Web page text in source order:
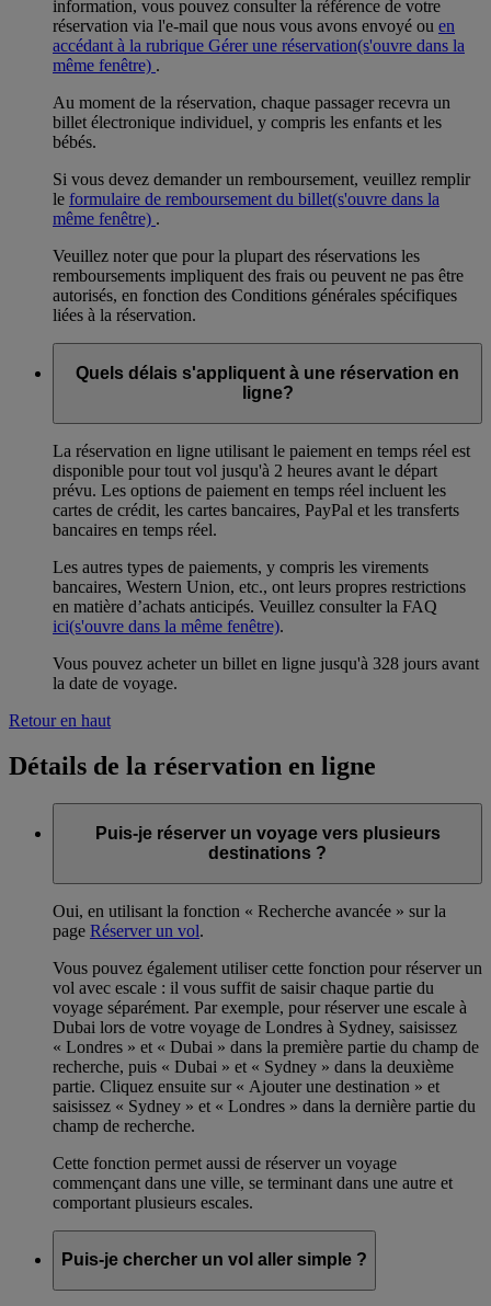
information, vous pouvez consulter la référence de votre
réservation via l'e-mail que nous vous avons envoyé ou en
accédant à la rubrique Gérer une réservation(s'ouvre dans la
même fenêtre) .
Au moment de la réservation, chaque passager recevra un
billet électronique individuel, y compris les enfants et les
bébés.
Si vous devez demander un remboursement, veuillez remplir
le formulaire de remboursement du billet(s'ouvre dans la
même fenêtre) .
Veuillez noter que pour la plupart des réservations les
remboursements impliquent des frais ou peuvent ne pas être
autorisés, en fonction des Conditions générales spécifiques
liées à la réservation.
Quels délais s'appliquent à une réservation en
ligne?
La réservation en ligne utilisant le paiement en temps réel est
disponible pour tout vol jusqu'à 2 heures avant le départ
prévu. Les options de paiement en temps réel incluent les
cartes de crédit, les cartes bancaires, PayPal et les transferts
bancaires en temps réel.
Les autres types de paiements, y compris les virements
bancaires, Western Union, etc., ont leurs propres restrictions
en matière d’achats anticipés. Veuillez consulter la FAQ
ici(s'ouvre dans la même fenêtre).
Vous pouvez acheter un billet en ligne jusqu'à 328 jours avant
la date de voyage.
Retour en haut
Détails de la réservation en ligne
Puis-je réserver un voyage vers plusieurs
destinations ?
Oui, en utilisant la fonction « Recherche avancée » sur la
page Réserver un vol.
Vous pouvez également utiliser cette fonction pour réserver un
vol avec escale : il vous suffit de saisir chaque partie du
voyage séparément. Par exemple, pour réserver une escale à
Dubai lors de votre voyage de Londres à Sydney, saisissez
« Londres » et « Dubai » dans la première partie du champ de
recherche, puis « Dubai » et « Sydney » dans la deuxième
partie. Cliquez ensuite sur « Ajouter une destination » et
saisissez « Sydney » et « Londres » dans la dernière partie du
champ de recherche.
Cette fonction permet aussi de réserver un voyage
commençant dans une ville, se terminant dans une autre et
comportant plusieurs escales.
Puis-je chercher un vol aller simple ?